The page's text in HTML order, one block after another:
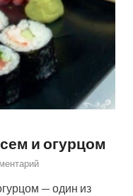
и огурцом
— один из